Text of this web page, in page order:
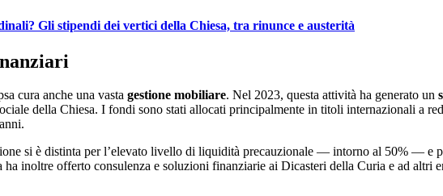
Gli stipendi dei vertici della Chiesa, tra rinunce e austerità
cura anche una vasta gestione mobiliare. Nel 2023, questa attività ha generato un
della Chiesa. I fondi sono stati allocati principalmente in titoli internazionali a
si è distinta per l’elevato livello di liquidità precauzionale — intorno al 50% — e
inoltre offerto consulenza e soluzioni finanziarie ai Dicasteri della Curia e ad altri